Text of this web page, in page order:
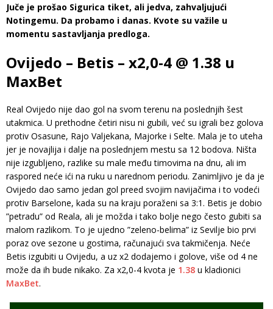
Juče je prošao Sigurica tiket, ali jedva, zahvaljujući
Notingemu. Da probamo i danas. Kvote su važile u
momentu sastavljanja predloga.
Ovijedo – Betis – x2,0-4 @ 1.38 u
MaxBet
Real Ovijedo nije dao gol na svom terenu na poslednjih šest
utakmica. U prethodne četiri nisu ni gubili, već su igrali bez golova
protiv Osasune, Rajo Valjekana, Majorke i Selte. Mala je to uteha
jer je novajlija i dalje na poslednjem mestu sa 12 bodova. Ništa
nije izgubljeno, razlike su male među timovima na dnu, ali im
raspored neće ići na ruku u narednom periodu. Zanimljivo je da je
Ovijedo dao samo jedan gol preed svojim navijačima i to vodeći
protiv Barselone, kada su na kraju poraženi sa 3:1. Betis je dobio
”petradu” od Reala, ali je možda i tako bolje nego često gubiti sa
malom razlikom. To je ujedno ”zeleno-belima” iz Sevilje bio prvi
poraz ove sezone u gostima, računajući sva takmičenja. Neće
Betis izgubiti u Ovijedu, a uz x2 dodajemo i golove, više od 4 ne
može da ih bude nikako. Za x2,0-4 kvota je 1.38 u kladionici
MaxBet.